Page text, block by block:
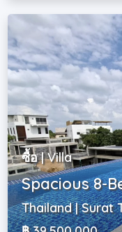
ซื้อ | Villa
Spacious 8-
Thailand | Surat